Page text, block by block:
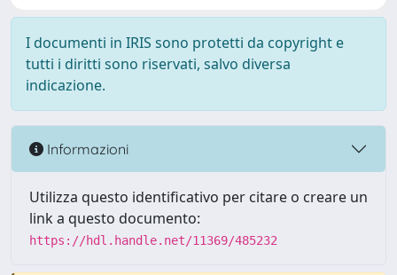
I documenti in IRIS sono protetti da copyright e
tutti i diritti sono riservati, salvo diversa
indicazione.
Informazioni
Utilizza questo identificativo per citare o creare un
link a questo documento:
https://hdl.handle.net/11369/485232